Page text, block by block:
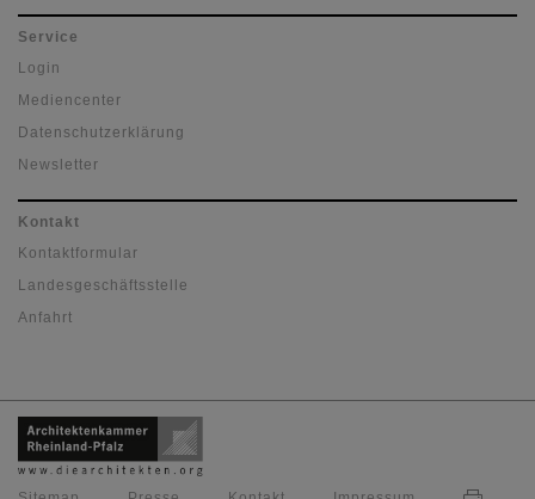
Service
Login
Mediencenter
Datenschutzerklärung
Newsletter
Kontakt
Kontaktformular
Landesgeschäftsstelle
Anfahrt